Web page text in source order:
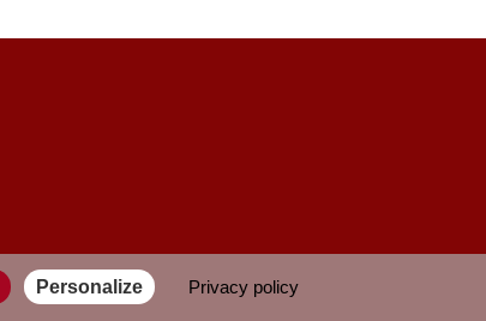
Personalize Privacy policy